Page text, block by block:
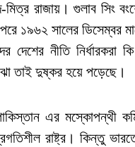
রাজায়। গুলাব সিং
১৯৬২ সালের ডিসেম্বর
নীতি নির্ধারকরা
তাই দুষ্কর হয়ে পড়েছে।
এর মস্কোপন্থী
রাষ্ট্র। কিন্তু